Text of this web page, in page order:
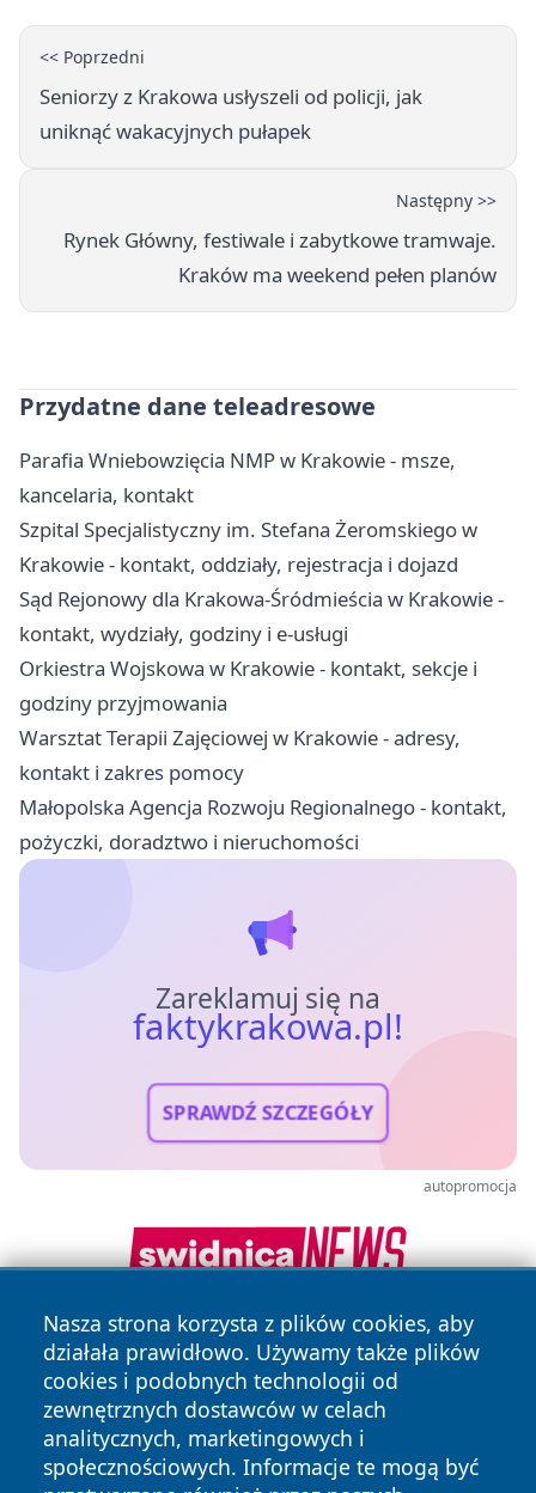
<< Poprzedni
Seniorzy z Krakowa usłyszeli od policji, jak
uniknąć wakacyjnych pułapek
Następny >>
Rynek Główny, festiwale i zabytkowe tramwaje.
Kraków ma weekend pełen planów
Przydatne dane teleadresowe
Parafia Wniebowzięcia NMP w Krakowie - msze,
kancelaria, kontakt
Szpital Specjalistyczny im. Stefana Żeromskiego w
Krakowie - kontakt, oddziały, rejestracja i dojazd
Sąd Rejonowy dla Krakowa-Śródmieścia w Krakowie -
kontakt, wydziały, godziny i e-usługi
Orkiestra Wojskowa w Krakowie - kontakt, sekcje i
godziny przyjmowania
Warsztat Terapii Zajęciowej w Krakowie - adresy,
kontakt i zakres pomocy
Małopolska Agencja Rozwoju Regionalnego - kontakt,
pożyczki, doradztwo i nieruchomości
Zareklamuj się na
faktykrakowa.pl!
SPRAWDŹ SZCZEGÓŁY
autopromocja
Nasza strona korzysta z plików cookies, aby
działała prawidłowo. Używamy także plików
cookies i podobnych technologii od
zewnętrznych dostawców w celach
analitycznych, marketingowych i
społecznościowych. Informacje te mogą być
Copyright © 2026 faktykrakowa.pl Wszystkie prawa